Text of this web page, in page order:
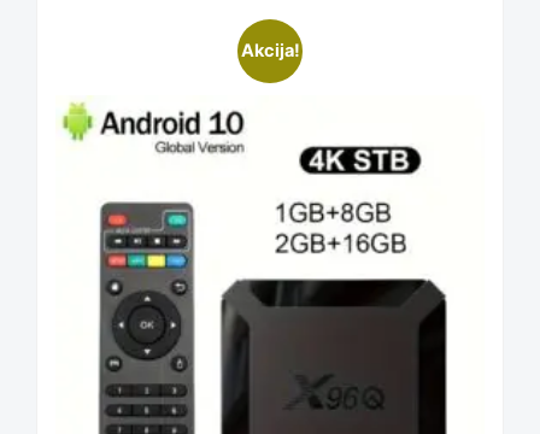
on
the
product
page
Akcija!
product
has
multiple
variants.